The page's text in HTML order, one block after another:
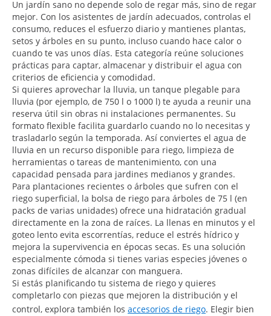
Un jardín sano no depende solo de regar más, sino de regar
mejor. Con los asistentes de jardín adecuados, controlas el
consumo, reduces el esfuerzo diario y mantienes plantas,
setos y árboles en su punto, incluso cuando hace calor o
cuando te vas unos días. Esta categoría reúne soluciones
prácticas para captar, almacenar y distribuir el agua con
criterios de eficiencia y comodidad.
Si quieres aprovechar la lluvia, un tanque plegable para
lluvia (por ejemplo, de 750 l o 1000 l) te ayuda a reunir una
reserva útil sin obras ni instalaciones permanentes. Su
formato flexible facilita guardarlo cuando no lo necesitas y
trasladarlo según la temporada. Así conviertes el agua de
lluvia en un recurso disponible para riego, limpieza de
herramientas o tareas de mantenimiento, con una
capacidad pensada para jardines medianos y grandes.
Para plantaciones recientes o árboles que sufren con el
riego superficial, la bolsa de riego para árboles de 75 l (en
packs de varias unidades) ofrece una hidratación gradual
directamente en la zona de raíces. La llenas en minutos y el
goteo lento evita escorrentías, reduce el estrés hídrico y
mejora la supervivencia en épocas secas. Es una solución
especialmente cómoda si tienes varias especies jóvenes o
zonas difíciles de alcanzar con manguera.
Si estás planificando tu sistema de riego y quieres
completarlo con piezas que mejoren la distribución y el
control, explora también los accesorios de riego. Elegir bien